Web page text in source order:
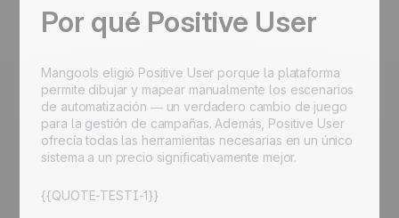
Por qué Positive User
Mangools eligió Positive User porque la plataforma
permite dibujar y mapear manualmente los escenarios
de automatización — un verdadero cambio de juego
para la gestión de campañas. Además, Positive User
ofrecía todas las herramientas necesarias en un único
sistema a un precio significativamente mejor.
{{QUOTE-TESTI-1}}